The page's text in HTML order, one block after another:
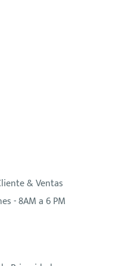
& Ventas
- 8AM a 6 PM